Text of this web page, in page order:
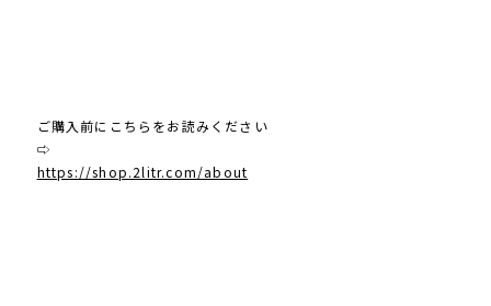
ご購入前にこちらをお読みください
⇨
https://shop.2litr.com/about